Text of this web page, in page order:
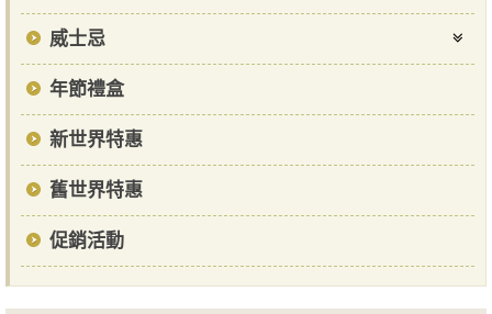
威士忌
年節禮盒
新世界特惠
舊世界特惠
促銷活動